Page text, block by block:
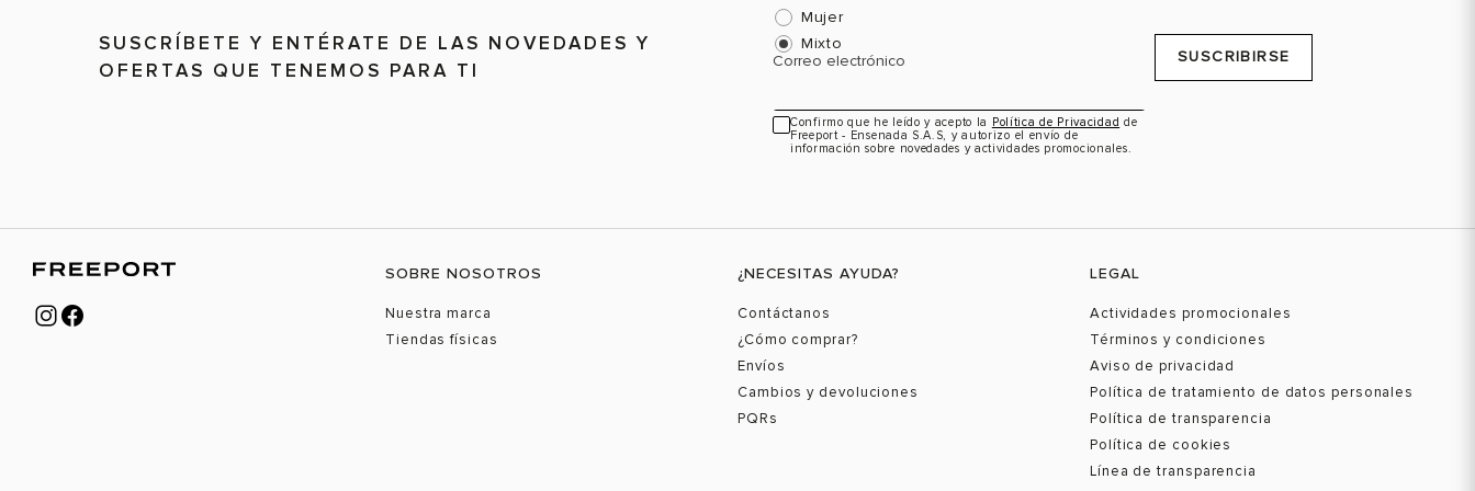
SUSCRÍBETE Y ENTÉRATE DE LAS NOVEDADES Y
OFERTAS QUE TENEMOS PARA TI
Mujer
Mixto
Correo electrónico
Confirmo que he leído y acepto la Política de Privacidad de
Freeport - Ensenada S.A.S, y autorizo el envío de
información sobre novedades y actividades promocionales.
SUSCRIBIRSE
SOBRE NOSOTROS
Nuestra marca
Tiendas físicas
¿NECESITAS AYUDA?
Contáctanos
¿Cómo comprar?
Envíos
Cambios y devoluciones
PQRs
LEGAL
Actividades promocionales
Términos y condiciones
Aviso de privacidad
Política de tratamiento de datos personales
Política de transparencia
Política de cookies
Línea de transparencia